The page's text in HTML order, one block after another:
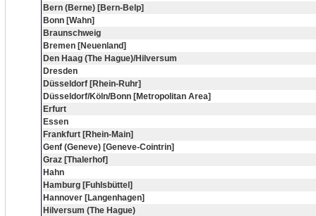
Bern (Berne) [Bern-Belp]
Bonn [Wahn]
Braunschweig
Bremen [Neuenland]
Den Haag (The Hague)/Hilversum
Dresden
Düsseldorf [Rhein-Ruhr]
Düsseldorf/Köln/Bonn [Metropolitan Area]
Erfurt
Essen
Frankfurt [Rhein-Main]
Genf (Geneve) [Geneve-Cointrin]
Graz [Thalerhof]
Hahn
Hamburg [Fuhlsbüttel]
Hannover [Langenhagen]
Hilversum (The Hague)